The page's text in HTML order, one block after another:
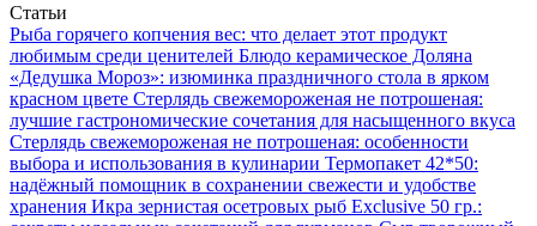
Статьи
Рыба горячего копчения вес: что делает этот продукт
любимым среди ценителей Блюдо керамическое Доляна
«Дедушка Мороз»: изюминка праздничного стола в ярком
красном цвете Стерлядь свежемороженая не потрошеная:
лучшие гастрономические сочетания для насыщенного вкуса
Стерлядь свежемороженая не потрошеная: особенности
выбора и использования в кулинарии Термопакет 42*50:
надёжный помощник в сохранении свежести и удобстве
хранения Икра зернистая осетровых рыб Exclusive 50 гр.: